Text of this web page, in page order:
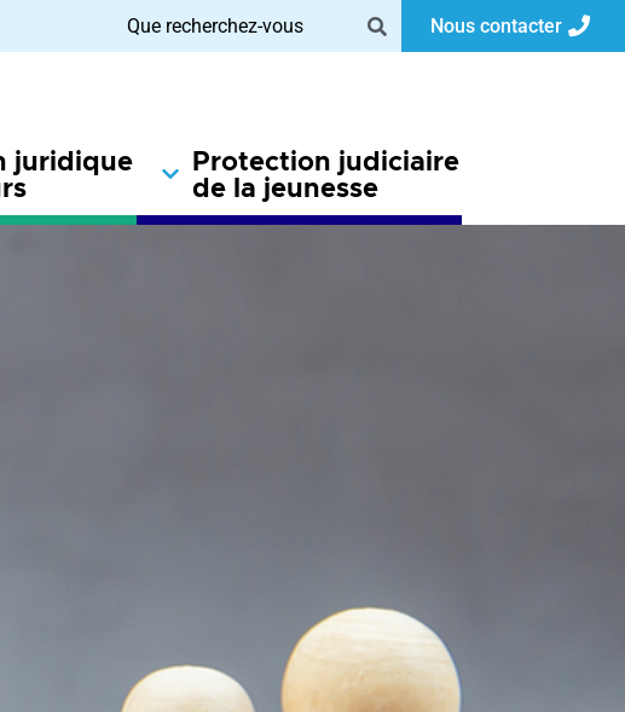
Nous contacter
juridique
Protection judiciaire
de la jeunesse